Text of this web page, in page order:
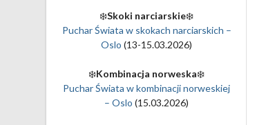
❄️Skoki narciarskie❄️
Puchar Świata w skokach narciarskich –
Oslo (13-15.03.2026)
❄️Kombinacja norweska❄️
Puchar Świata w kombinacji norweskiej
– Oslo (15.03.2026)